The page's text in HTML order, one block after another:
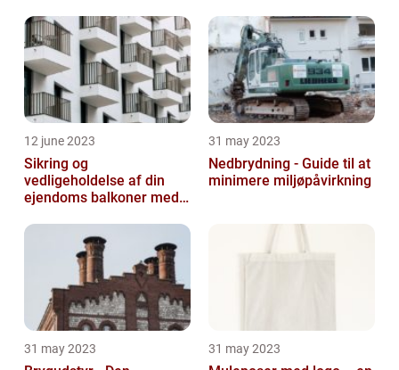
12 june 2023
Sikring og
vedligeholdelse af din
ejendoms balkoner med
31 may 2023
Nedbrydning - Guide til at
minimere miljøpåvirkning
31 may 2023 31 may 2023